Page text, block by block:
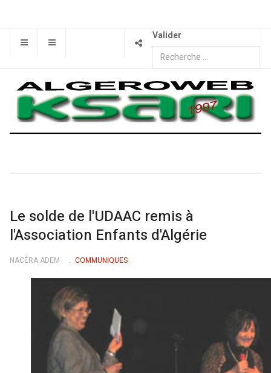
Valider
Le solde de l'UDAAC remis à
l'Association Enfants d'Algérie
NACÉRA ADEM COMMUNIQUES